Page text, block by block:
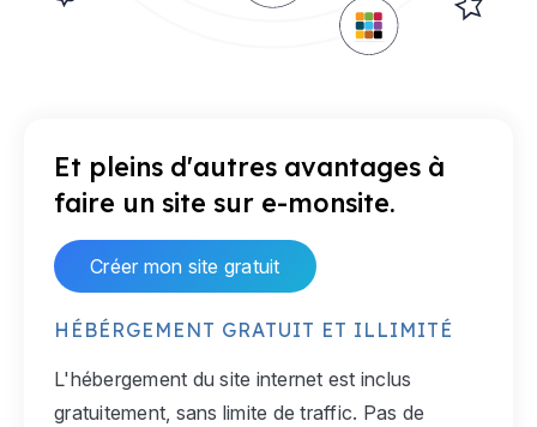
Et pleins d'autres avantages à
faire un site sur e-monsite.
Créer mon site gratuit
HÉBÉRGEMENT GRATUIT ET ILLIMITÉ
L'hébergement du site internet est inclus
gratuitement, sans limite de traffic. Pas de